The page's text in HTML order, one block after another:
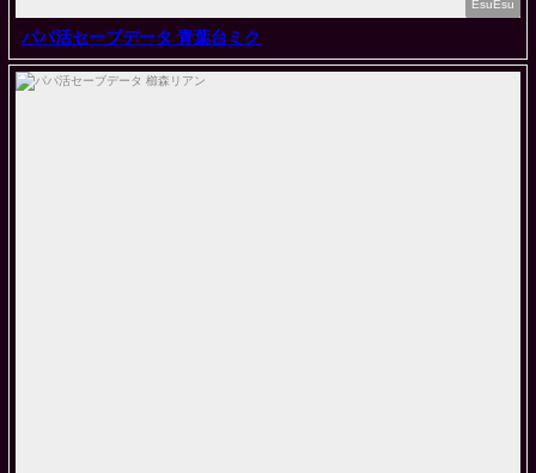
EsuEsu
パパ活セーブデータ 青葉台ミク